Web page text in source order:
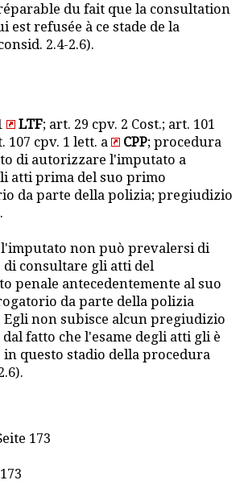
du fait que la consultation
est refusée à ce stade de la
2.4-2.6).
LTF; art. 29 cpv. 2 Cost.; art. 101
107 cpv. 1 lett. a CPP; procedura
di autorizzare l'imputato a
atti prima del suo primo
da parte della polizia; pregiudizio
l'imputato non può prevalersi di
consultare gli atti del
penale antecedentemente al suo
da parte della polizia
Egli non subisce alcun pregiudizio
fatto che l'esame degli atti gli è
in questo stadio della procedura
173